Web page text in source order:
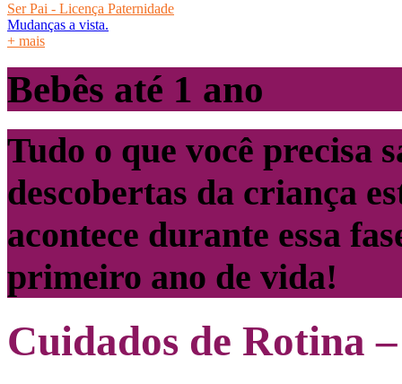
Ser Pai - Licença Paternidade
Mudanças a vista.
+ mais
Bebês até 1 ano
Tudo o que você precisa
descobertas da criança
acontece durante essa
primeiro ano de vida!
Cuidados de Rotina